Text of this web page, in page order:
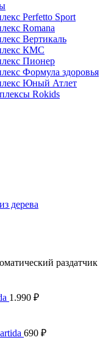
Perfetto Sport
Romana
Вертикаль
КМС
Пионер
Формула здоровья
Юный Атлет
Rokids
дерева
раздатчик
1.990 ₽
690 ₽